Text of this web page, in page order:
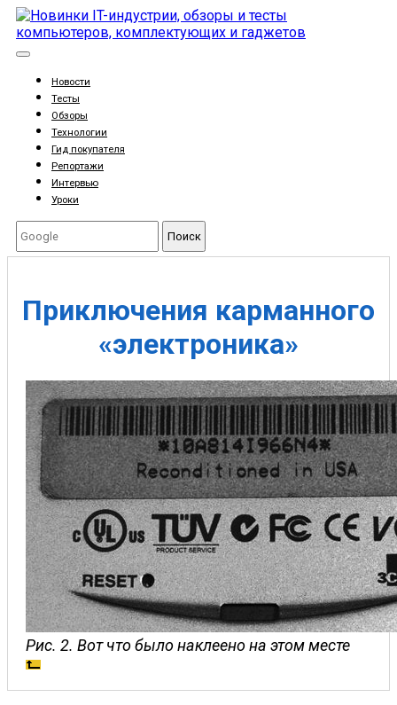
Новости
Тесты
Обзоры
Технологии
Гид покупателя
Репортажи
Интервью
Уроки
Поиск
Приключения карманного
«электроника»
Рис. 2. Вот что было наклеено на этом месте